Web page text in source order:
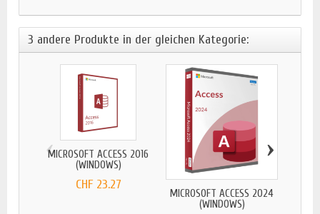
3 andere Produkte in der gleichen Kategorie:
MICROSOFT ACCESS 2016
(WINDOWS)
CHF 23.27
MICROSOFT ACCESS 2024
(WINDOWS)
‹ ›